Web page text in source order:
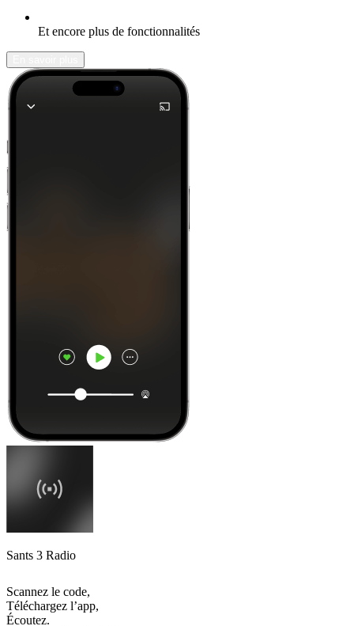
Et encore plus de fonctionnalités
Sants 3 Radio
Scannez le code,
Téléchargez l’app,
Écoutez.